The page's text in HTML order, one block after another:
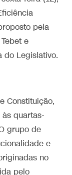
pela
e
do Legislativo.
Constituição,
quartas-
grupo de
e
no
pelo